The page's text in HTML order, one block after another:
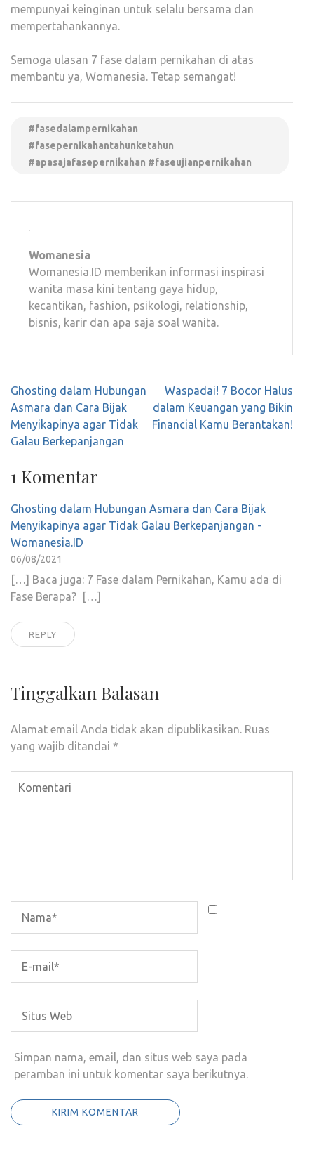
mempunyai keinginan untuk selalu bersama dan
mempertahankannya.
Semoga ulasan 7 fase dalam pernikahan di atas
membantu ya, Womanesia. Tetap semangat!
#fasedalampernikahan
#fasepernikahantahunketahun
#apasajafasepernikahan #faseujianpernikahan
Womanesia
Womanesia.ID memberikan informasi inspirasi
wanita masa kini tentang gaya hidup,
kecantikan, fashion, psikologi, relationship,
bisnis, karir dan apa saja soal wanita.
Navigasi
pos
Ghosting dalam Hubungan
Asmara dan Cara Bijak
Menyikapinya agar Tidak
Galau Berkepanjangan
Waspadai! 7 Bocor Halus
dalam Keuangan yang Bikin
Financial Kamu Berantakan!
1 Komentar
Ghosting dalam Hubungan Asmara dan Cara Bijak
Menyikapinya agar Tidak Galau Berkepanjangan -
Womanesia.ID
06/08/2021
[…] Baca juga: 7 Fase dalam Pernikahan, Kamu ada di
Fase Berapa? […]
REPLY
Tinggalkan Balasan
Alamat email Anda tidak akan dipublikasikan. Ruas
yang wajib ditandai *
Simpan nama, email, dan situs web saya pada
peramban ini untuk komentar saya berikutnya.